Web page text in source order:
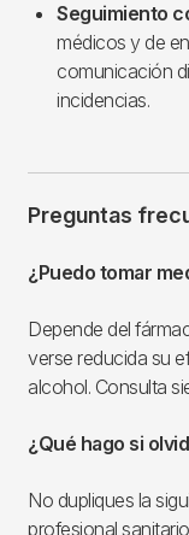
Seguimiento
médicos y de
comunicación
incidencias.
Preguntas
¿Puedo tomar
Depende del
verse reducida su
alcohol. Consulta
¿Qué hago si
No dupliques la
profesional